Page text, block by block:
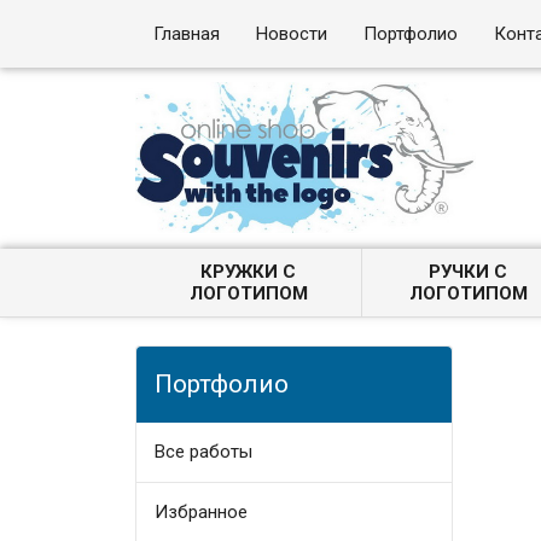
Главная Новости Портфолио
КРУЖКИ С
ЛОГОТИПОМ
РУЧКИ С
ЛОГОТИПОМ
Портфолио
Все работы
Избранное